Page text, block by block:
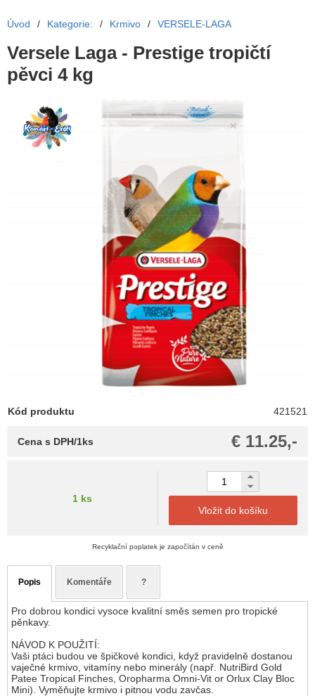
Úvod / Kategorie: / Krmivo / VERSELE-LAGA
Versele Laga - Prestige tropičtí
pěvci 4 kg
Kód produktu 421521
€ 11.25,-
Cena s DPH/1ks
1 ks
Vložit do košíku
Recyklační poplatek je započítán v ceně
Popis Komentáře ?
Pro dobrou kondici vysoce kvalitní směs semen pro tropické
pěnkavy.
NÁVOD K POUŽITÍ:
Vaši ptáci budou ve špičkové kondici, když pravidelně dostanou
vaječné krmivo, vitamíny nebo minerály (např. NutriBird Gold
Patee Tropical Finches, Oropharma Omni-Vit or Orlux Clay Bloc
Mini). Vyměňujte krmivo i pitnou vodu zavčas.